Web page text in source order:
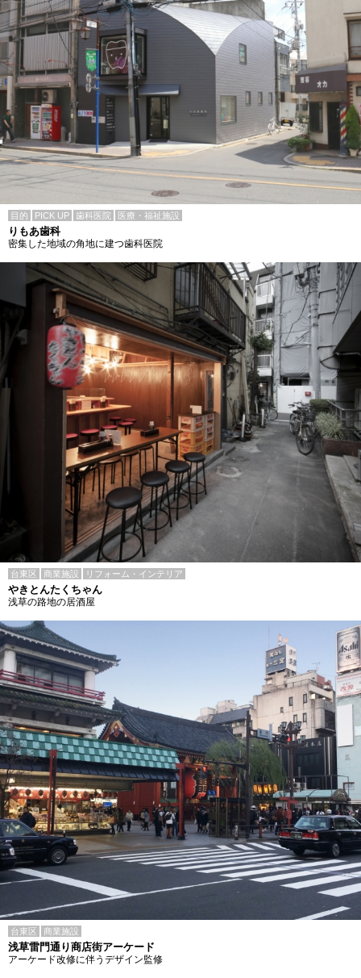
目的 PICK UP 歯科医院 医療・福祉施設
りもあ歯科
密集した地域の角地に建つ歯科医院
台東区 商業施設 リフォーム・インテリア
やきとんたくちゃん
浅草の路地の居酒屋
台東区 商業施設
浅草雷門通り商店街アーケード
アーケード改修に伴うデザイン監修